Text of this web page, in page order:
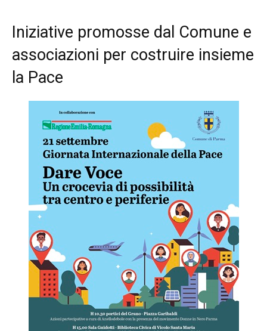
Iniziative promosse dal Comune e
associazioni per costruire insieme
la Pace